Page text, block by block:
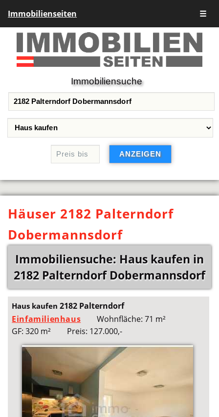
Immobilienseiten ☰
Immobiliensuche
Häuser 2182 Palterndorf
Dobermannsdorf
Immobiliensuche: Haus kaufen in
2182 Palterndorf Dobermannsdorf
Haus kaufen2182 Palterndorf
Einfamilienhaus
Wohnfläche: 71 m²
GF: 320 m²
Preis: 127.000,-